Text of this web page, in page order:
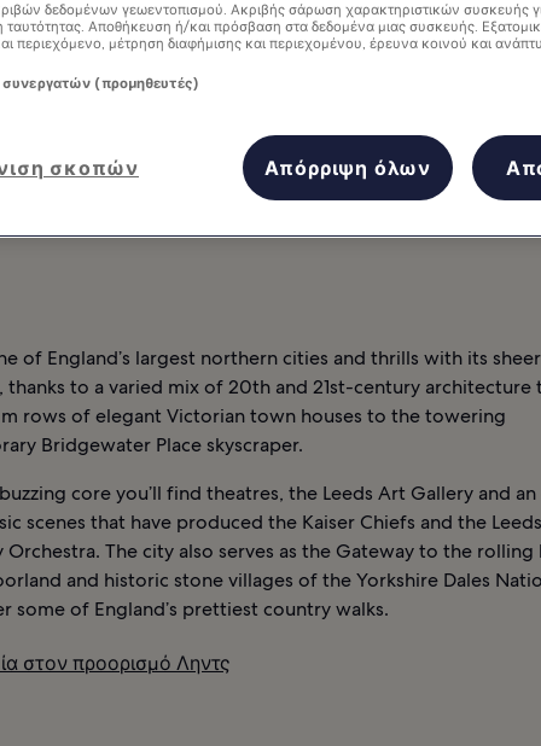
of England’s largest northern cities and thrills with its sheer
thanks to a varied mix of 20th and 21st-century architecture
rows of elegant Victorian town houses to the towering
Bridgewater Place skyscraper.
core you’ll find theatres, the Leeds Art Gallery and
scenes that have produced the Kaiser Chiefs and the Leeds
Orchestra. The city also serves as the Gateway to the rolling
and historic stone villages of the Yorkshire Dales
some of England’s prettiest country walks.
στον προορισμό Ληντς
δεδομένων γεωεντοπισμού. Ακριβής σάρωση χαρακτηριστικών συσκευής
ταυτότητας. Αποθήκευση ή/και πρόσβαση στα δεδομένα μιας συσκευής.
περιεχόμενο, μέτρηση διαφήμισης και περιεχομένου, έρευνα κοινού και
(προμηθευτές)
σκοπών Απόρριψη όλων